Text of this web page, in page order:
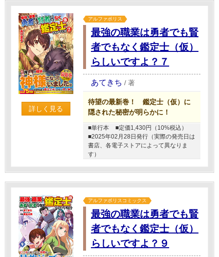
詳しく見る
アルファポリス
最強の職業は勇者でも賢
者でもなく鑑定士（仮）
らしいですよ？７
あてきち / 著
待望の最新巻！ 鑑定士（仮）に
隠された秘密が明らかに！
■単行本
■定価1,430円（10%税込）
■2025年02月28日発行（実際の発売日は
書店、各電子ストアによって異なりま
す）
アルファポリスコミックス
最強の職業は勇者でも賢
者でもなく鑑定士（仮）
らしいですよ？９